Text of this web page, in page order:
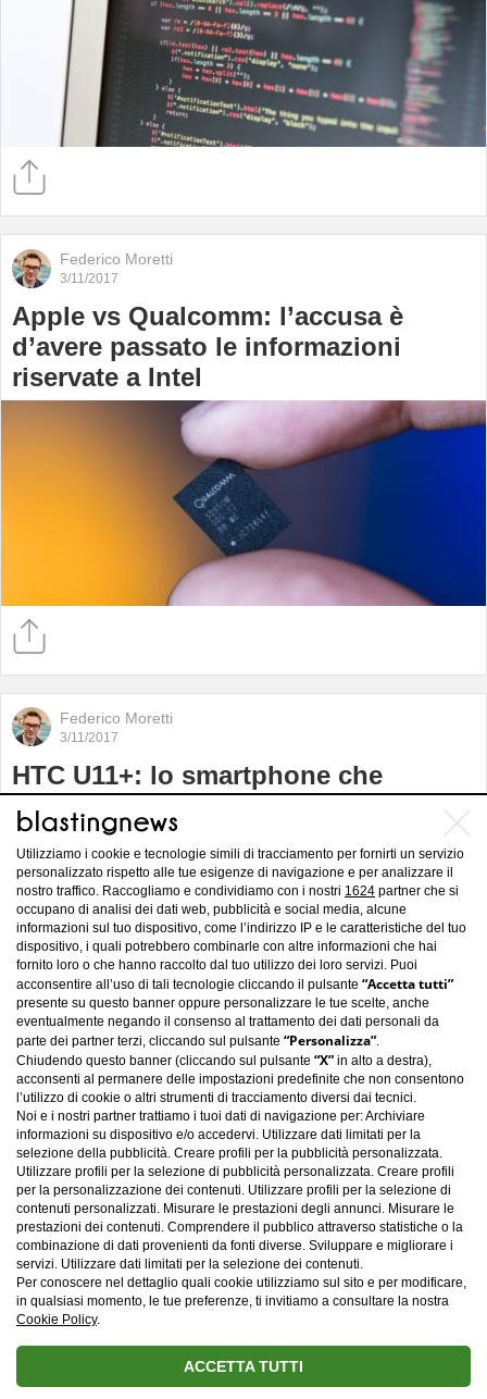
Federico Moretti
3/11/2017
Apple vs Qualcomm: l’accusa è
d’avere passato le informazioni
riservate a Intel
Federico Moretti
3/11/2017
HTC U11+: lo smartphone che
inizialmente sarebbe dovuto essere il
Pixel 2 XL
Carica altro
Utilizziamo i cookie e tecnologie simili di tracciamento per fornirti un servizio
personalizzato rispetto alle tue esigenze di navigazione e per analizzare il
nostro traffico. Raccogliamo e condividiamo con i nostri 1624 partner che si
occupano di analisi dei dati web, pubblicità e social media, alcune
informazioni sul tuo dispositivo, come l’indirizzo IP e le caratteristiche del tuo
dispositivo, i quali potrebbero combinarle con altre informazioni che hai
fornito loro o che hanno raccolto dal tuo utilizzo dei loro servizi. Puoi
acconsentire all’uso di tali tecnologie cliccando il pulsante “Accetta tutti”
presente su questo banner oppure personalizzare le tue scelte, anche
eventualmente negando il consenso al trattamento dei dati personali da
parte dei partner terzi, cliccando sul pulsante “Personalizza”.
Chiudendo questo banner (cliccando sul pulsante “X” in alto a destra),
acconsenti al permanere delle impostazioni predefinite che non consentono
l’utilizzo di cookie o altri strumenti di tracciamento diversi dai tecnici.
Noi e i nostri partner trattiamo i tuoi dati di navigazione per: Archiviare
informazioni su dispositivo e/o accedervi. Utilizzare dati limitati per la
selezione della pubblicità. Creare profili per la pubblicità personalizzata.
Utilizzare profili per la selezione di pubblicità personalizzata. Creare profili
per la personalizzazione dei contenuti. Utilizzare profili per la selezione di
contenuti personalizzati. Misurare le prestazioni degli annunci. Misurare le
prestazioni dei contenuti. Comprendere il pubblico attraverso statistiche o la
combinazione di dati provenienti da fonti diverse. Sviluppare e migliorare i
servizi. Utilizzare dati limitati per la selezione dei contenuti.
Per conoscere nel dettaglio quali cookie utilizziamo sul sito e per modificare,
in qualsiasi momento, le tue preferenze, ti invitiamo a consultare la nostra
Cookie Policy.
ACCETTA TUTTI